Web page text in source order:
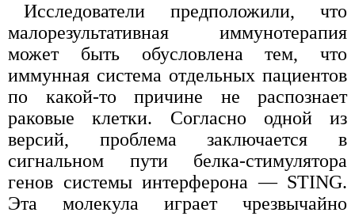
Исследователи предположили, что
малорезультативная иммунотерапия
может быть обусловлена тем, что
иммунная система отдельных пациентов
по какой-то причине не распознает
раковые клетки. Согласно одной из
версий, проблема заключается в
сигнальном пути белка-стимулятора
генов системы интерферона — STING.
Эта молекула играет чрезвычайно